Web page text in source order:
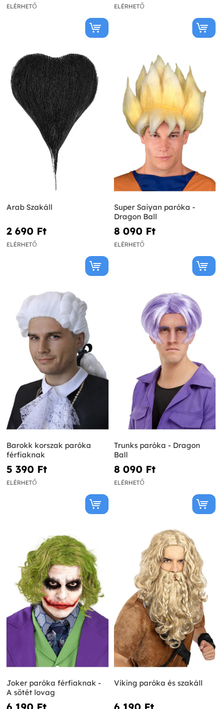
ELÉRHETŐ ELÉRHETŐ
Arab Szakáll
2 690 Ft‎
ELÉRHETŐ
Super Saiyan paróka -
Dragon Ball
8 090 Ft‎
ELÉRHETŐ
Barokk korszak paróka
férfiaknak
5 390 Ft‎
ELÉRHETŐ
Trunks paróka - Dragon
Ball
8 090 Ft‎
ELÉRHETŐ
Joker paróka férfiaknak -
A sötét lovag
Viking paróka és szakáll